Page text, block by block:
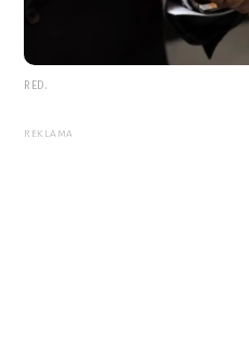
RED.
REKLAMA